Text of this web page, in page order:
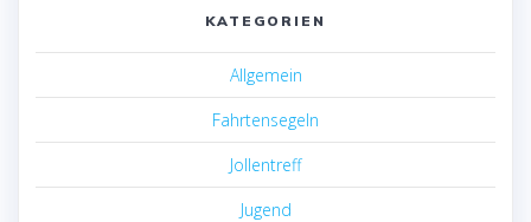
KATEGORIEN
Allgemein
Fahrtensegeln
Jollentreff
Jugend